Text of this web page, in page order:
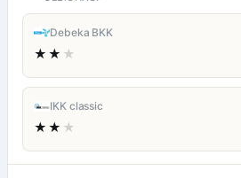
Debeka BKK
★★ ★
IKK classic
★★ ★